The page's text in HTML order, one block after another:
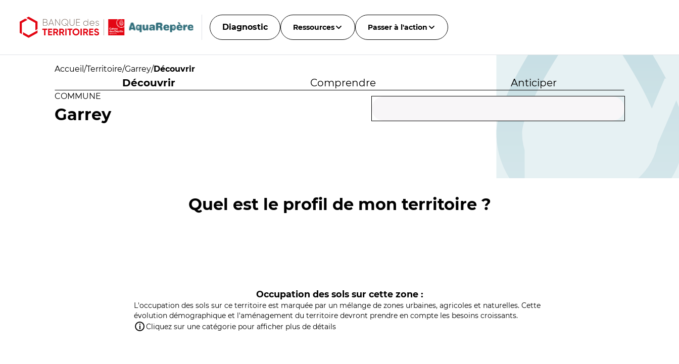
Diagnostic Ressources Passer à l'action
Accueil /Territoire/Garrey/Découvrir
Découvrir Comprendre Anticiper
COMMUNE
Garrey
Quel est le profil de mon territoire ?
Occupation des sols sur cette zone :
L'occupation des sols sur ce territoire est marquée par un mélange de zones urbaines, agricoles et naturelles. Cette
évolution démographique et l'aménagement du territoire devront prendre en compte les besoins croissants.
Cliquez sur une catégorie pour afficher plus de détails